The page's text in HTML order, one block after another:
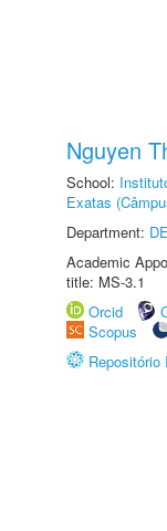
Nguyen
School:
Exatas
Department:
Academic
title: MS-3.1
Orcid
Scopus